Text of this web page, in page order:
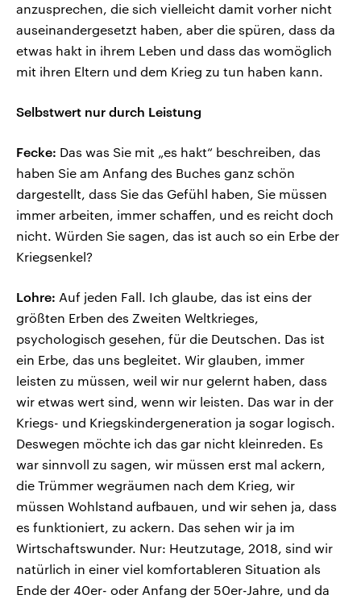
anzusprechen, die sich vielleicht damit vorher nicht
auseinandergesetzt haben, aber die spüren, dass da
etwas hakt in ihrem Leben und dass das womöglich
mit ihren Eltern und dem Krieg zu tun haben kann.
Selbstwert nur durch Leistung
Fecke: Das was Sie mit „es hakt“ beschreiben, das
haben Sie am Anfang des Buches ganz schön
dargestellt, dass Sie das Gefühl haben, Sie müssen
immer arbeiten, immer schaffen, und es reicht doch
nicht. Würden Sie sagen, das ist auch so ein Erbe der
Kriegsenkel?
Lohre: Auf jeden Fall. Ich glaube, das ist eins der
größten Erben des Zweiten Weltkrieges,
psychologisch gesehen, für die Deutschen. Das ist
ein Erbe, das uns begleitet. Wir glauben, immer
leisten zu müssen, weil wir nur gelernt haben, dass
wir etwas wert sind, wenn wir leisten. Das war in der
Kriegs- und Kriegskindergeneration ja sogar logisch.
Deswegen möchte ich das gar nicht kleinreden. Es
war sinnvoll zu sagen, wir müssen erst mal ackern,
die Trümmer wegräumen nach dem Krieg, wir
müssen Wohlstand aufbauen, und wir sehen ja, dass
es funktioniert, zu ackern. Das sehen wir ja im
Wirtschaftswunder. Nur: Heutzutage, 2018, sind wir
natürlich in einer viel komfortableren Situation als
Ende der 40er- oder Anfang der 50er-Jahre, und da